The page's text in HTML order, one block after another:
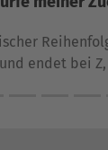
endet bei